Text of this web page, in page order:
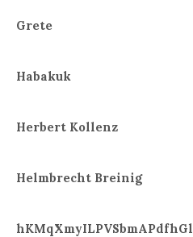
Grete
Habakuk
Herbert Kollenz
Helmbrecht Breinig
hKMqXmyILPVSbmAPdfhGl